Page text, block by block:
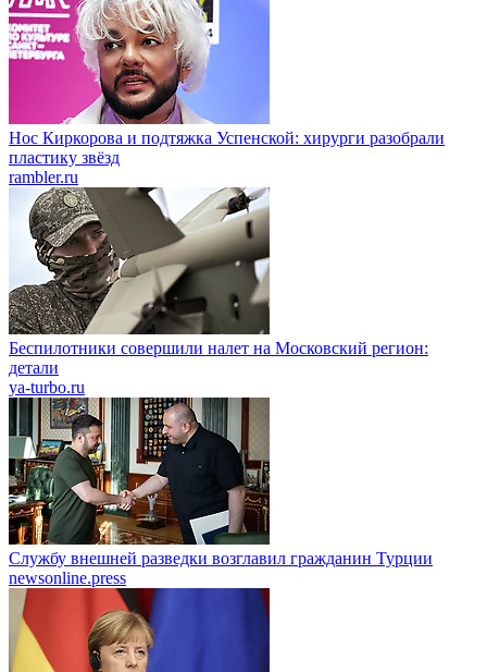
Нос Киркорова и подтяжка Успенской: хирурги разобрали
пластику звёзд
rambler.ru
Беспилотники совершили налет на Московский регион:
детали
ya-turbo.ru
Службу внешней разведки возглавил гражданин Турции
newsonline.press